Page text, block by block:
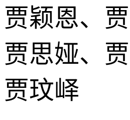
贾颖恩、贾
贾思娅、贾
贾玟峄